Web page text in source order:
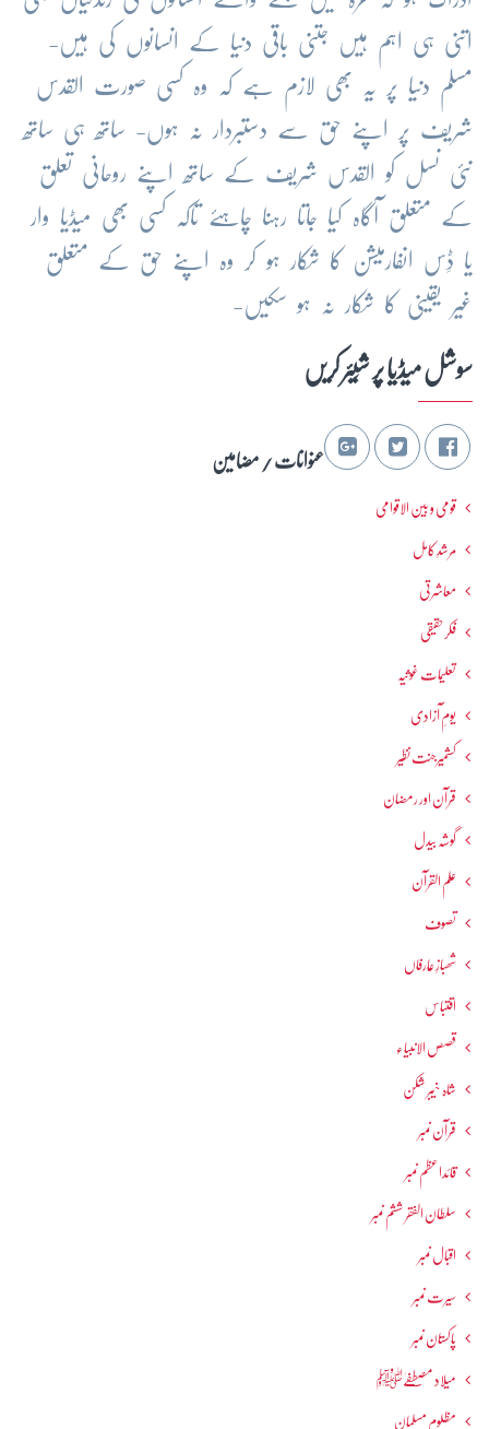
اتنی ہی اہم ہیں جتنی باقی دنیا کے انسانوں کی ہیں-
مسلم دنیا پر یہ بھی لازم ہے کہ وہ کسی صورت القدس
شریف پر اپنے حق سے دستبردار نہ ہوں- ساتھ ہی ساتھ
نئی نسل کو القدس شریف کے ساتھ اپنے روحانی تعلق
کے متعلق آگاہ کیا جاتا رہنا چاہئے تاکہ کسی بھی میڈیا وار
یا ڈِس انفارمیشن کا شکار ہو کر وہ اپنے حق کے متعلق
غیر یقینی کا شکار نہ ہو سکیں-
سوشل میڈیا پر شِیئر کریں
عنوانات / مضامین
قومی و بین الاقوامی
مرشدِ کامل
معاشرتی
فکرحقیقی
تعلیمات غوثیہ
یومِ آزادی
کشمیرجنت نظیر
قرآن اور رمضان
گوشہ بیدل
علم القرآن
تصوف
شھبازِ عارفاں
اقتباس
قصص الانبیاء
شاہ خیبر شکن
قرآن نمبر
قائداعظم نمبر
سلطان الفقر ششم نمبر
اقبال نمبر
سیرت نمبر
پاکستان نمبر
میلاد مصطفےٰﷺ
مظلوم مسلمان